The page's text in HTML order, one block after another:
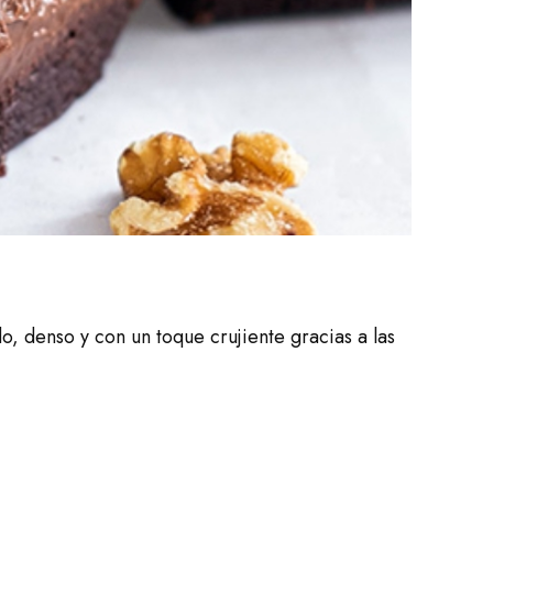
denso y con un toque crujiente gracias a las